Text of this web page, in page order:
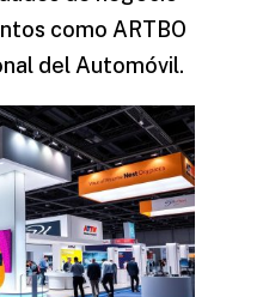
como ARTBO
del Automóvil.